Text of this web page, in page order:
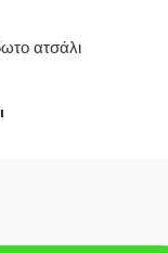
ατσάλι